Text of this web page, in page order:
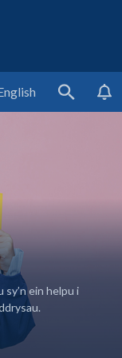
gartref
Search
ein helpu i